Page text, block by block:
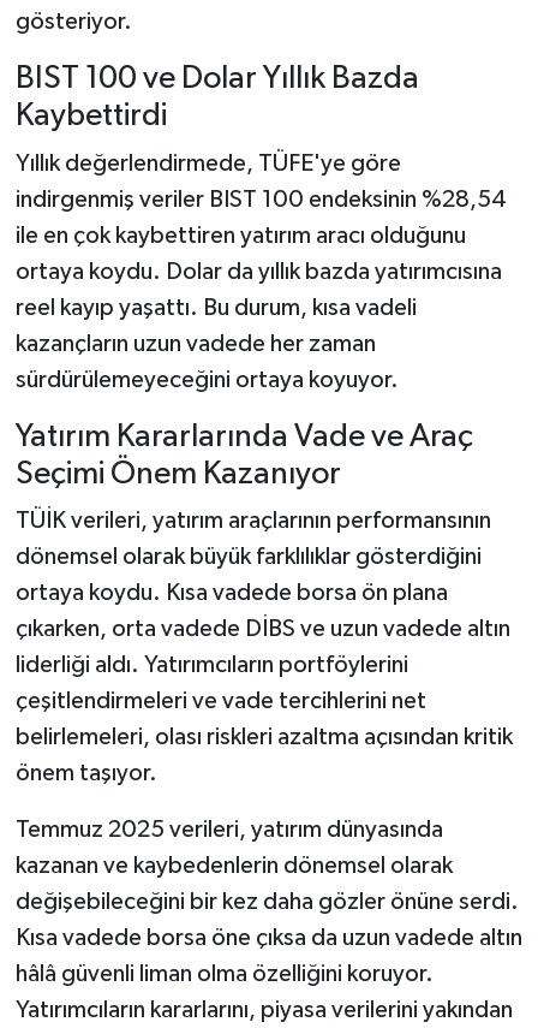
gösteriyor.
BIST 100 ve Dolar Yıllık Bazda
Kaybettirdi
Yıllık değerlendirmede, TÜFE'ye göre
indirgenmiş veriler BIST 100 endeksinin %28,54
ile en çok kaybettiren yatırım aracı olduğunu
ortaya koydu. Dolar da yıllık bazda yatırımcısına
reel kayıp yaşattı. Bu durum, kısa vadeli
kazançların uzun vadede her zaman
sürdürülemeyeceğini ortaya koyuyor.
Yatırım Kararlarında Vade ve Araç
Seçimi Önem Kazanıyor
TÜİK verileri, yatırım araçlarının performansının
dönemsel olarak büyük farklılıklar gösterdiğini
ortaya koydu. Kısa vadede borsa ön plana
çıkarken, orta vadede DİBS ve uzun vadede altın
liderliği aldı. Yatırımcıların portföylerini
çeşitlendirmeleri ve vade tercihlerini net
belirlemeleri, olası riskleri azaltma açısından kritik
önem taşıyor.
Temmuz 2025 verileri, yatırım dünyasında
kazanan ve kaybedenlerin dönemsel olarak
değişebileceğini bir kez daha gözler önüne serdi.
Kısa vadede borsa öne çıksa da uzun vadede altın
hâlâ güvenli liman olma özelliğini koruyor.
Yatırımcıların kararlarını, piyasa verilerini yakından